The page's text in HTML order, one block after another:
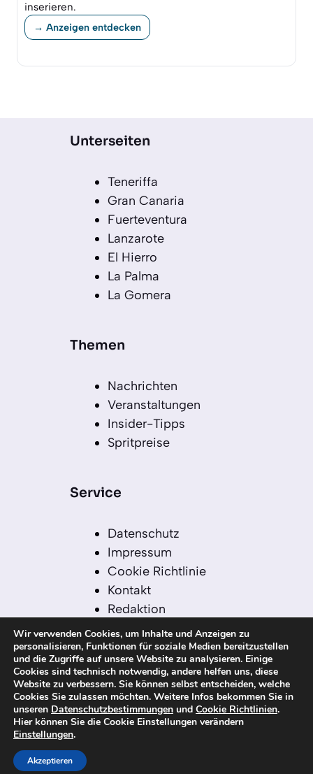
inserieren.
→ Anzeigen entdecken
Unterseiten
Teneriffa
Gran Canaria
Fuerteventura
Lanzarote
El Hierro
La Palma
La Gomera
Themen
Nachrichten
Veranstaltungen
Insider-Tipps
Spritpreise
Service
Datenschutz
Impressum
Cookie Richtlinie
Kontakt
Redaktion
Redaktionelle Leitlinien
Sitemap
Einsatz von KI in der
Redaktion
© 2026 kanaren-nachrichten.com – Alle
Rechte vorbehalten
Wir verwenden Cookies, um Inhalte und Anzeigen zu
personalisieren, Funktionen für soziale Medien bereitzustellen
und die Zugriffe auf unsere Website zu analysieren. Einige
Cookies sind technisch notwendig, andere helfen uns, diese
Website zu verbessern. Sie können selbst entscheiden, welche
Cookies Sie zulassen möchten. Weitere Infos bekommen Sie in
unseren Datenschutzbestimmungen und Cookie Richtlinien.
Hier können Sie die Cookie Einstellungen verändern
Einstellungen.
Akzeptieren